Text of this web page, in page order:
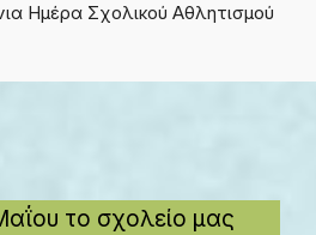
Ημέρα Σχολικού Αθλητισμού
το σχολείο μας